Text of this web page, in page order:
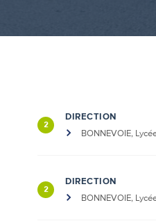
2
DIRECTION
BONNEVOIE,
2
DIRECTION
BONNEVOIE,